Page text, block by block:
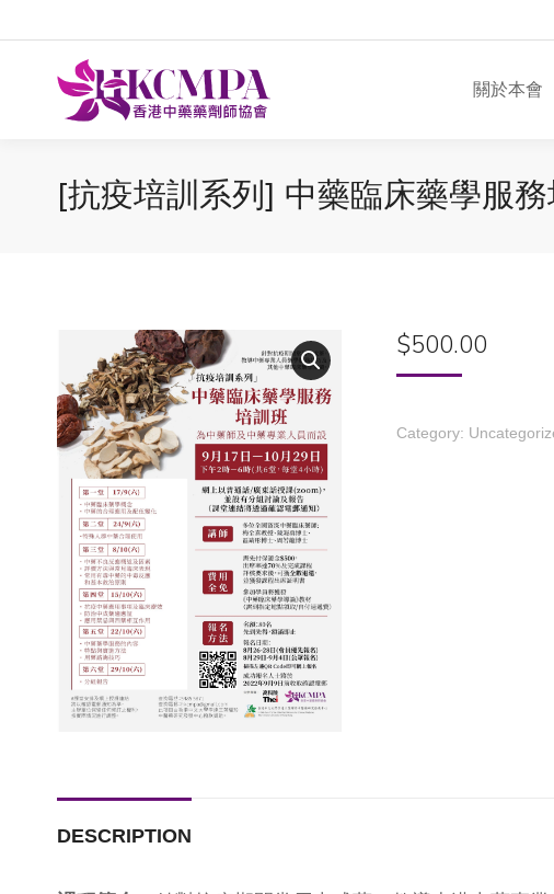
關於本會
[抗疫培訓系列] 中藥臨床藥學服
$500.00
Category:
DESCRIPTION